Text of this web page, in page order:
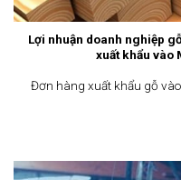
Lợi nhuận doanh nghiệp
xuất khẩu vào
Đơn hàng xuất khẩu gỗ